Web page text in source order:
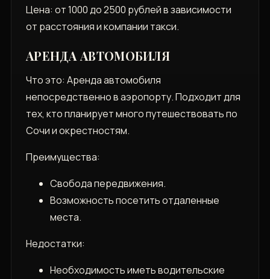
Цена: от 1000 до 2500 рублей в зависимости
от расстояния и компании такси.
АРЕНДА АВТОМОБИЛЯ
Что это: Аренда автомобиля
непосредственно в аэропорту. Подходит для
тех‚ кто планирует много путешествовать по
Сочи и окрестностям.
Преимущества:
Свобода передвижения.
Возможность посетить отдаленные
места.
Недостатки:
Необходимость иметь водительские